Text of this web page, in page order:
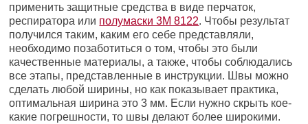
применить защитные средства в виде перчаток,
респиратора или полумаски 3М 8122. Чтобы результат
получился таким, каким его себе представляли,
необходимо позаботиться о том, чтобы это были
качественные материалы, а также, чтобы соблюдались
все этапы, представленные в инструкции. Швы можно
сделать любой ширины, но как показывает практика,
оптимальная ширина это 3 мм. Если нужно скрыть кое-
какие погрешности, то швы делают более широкими.